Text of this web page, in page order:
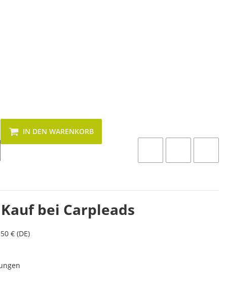
IN DEN WARENKORB
bei Carpleads
€ (DE)